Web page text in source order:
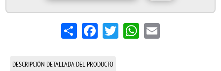
Share FacebookTwitterWhatsApp
Email
DESCRIPCIÓN DETALLADA DEL PRODUCTO